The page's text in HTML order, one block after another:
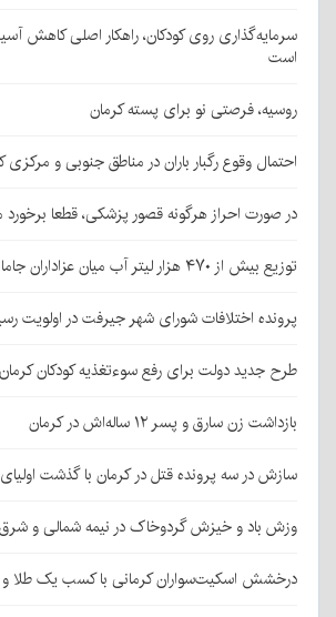
سرمایه‌گذاری روی کودکان، راهکار اصلی کاهش
است
روسیه، فرصتی نو برای پسته کرمان
احتمال وقوع رگبار باران در مناطق جنوبی و مرکزی
در صورت احراز هرگونه قصور پزشکی، قطعا
توزیع بیش از ۴۷۰ هزار لیتر آب میان عزاداران جامانده اربعین در کرمان
پرونده اختلافات شورای شهر جیرفت در اولویت
طرح جدید دولت برای رفع سوءتغذیه کودکان کرمان
بازداشت زن سارق و پسر ۱۲ ساله‌اش در کرمان
سازش در سه پرونده قتل در کرمان با گذشت
وزش باد و خیزش گردوخاک در نیمه شمالی و
درخشش اسکیت‌سواران کرمانی با کسب یک طلا